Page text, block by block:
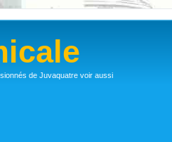
de Juvaquatre voir aussi